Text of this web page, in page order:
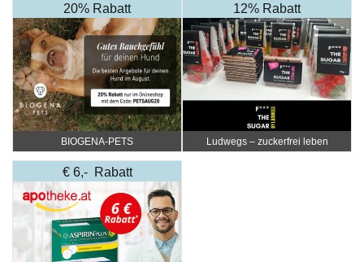
20% Rabatt
BIOGENA-PETS
12% Rabatt
Ludwegs – zuckerfrei leben
€ 6,- Rabatt